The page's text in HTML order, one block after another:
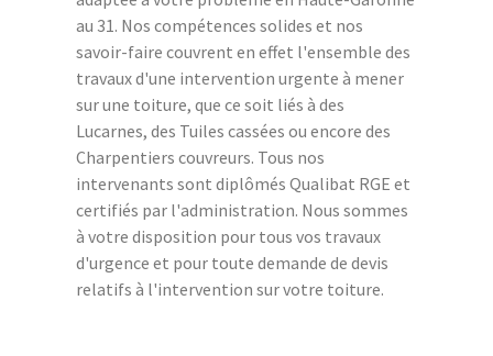
au 31. Nos compétences solides et nos
savoir-faire couvrent en effet l'ensemble des
travaux d'une intervention urgente à mener
sur une toiture, que ce soit liés à des
Lucarnes, des Tuiles cassées ou encore des
Charpentiers couvreurs. Tous nos
intervenants sont diplômés Qualibat RGE et
certifiés par l'administration. Nous sommes
à votre disposition pour tous vos travaux
d'urgence et pour toute demande de devis
relatifs à l'intervention sur votre toiture.